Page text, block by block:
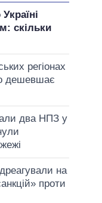
скільки
регіонах
дешевшає
два НПЗ у
на
проти